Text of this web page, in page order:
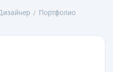
Портфолио